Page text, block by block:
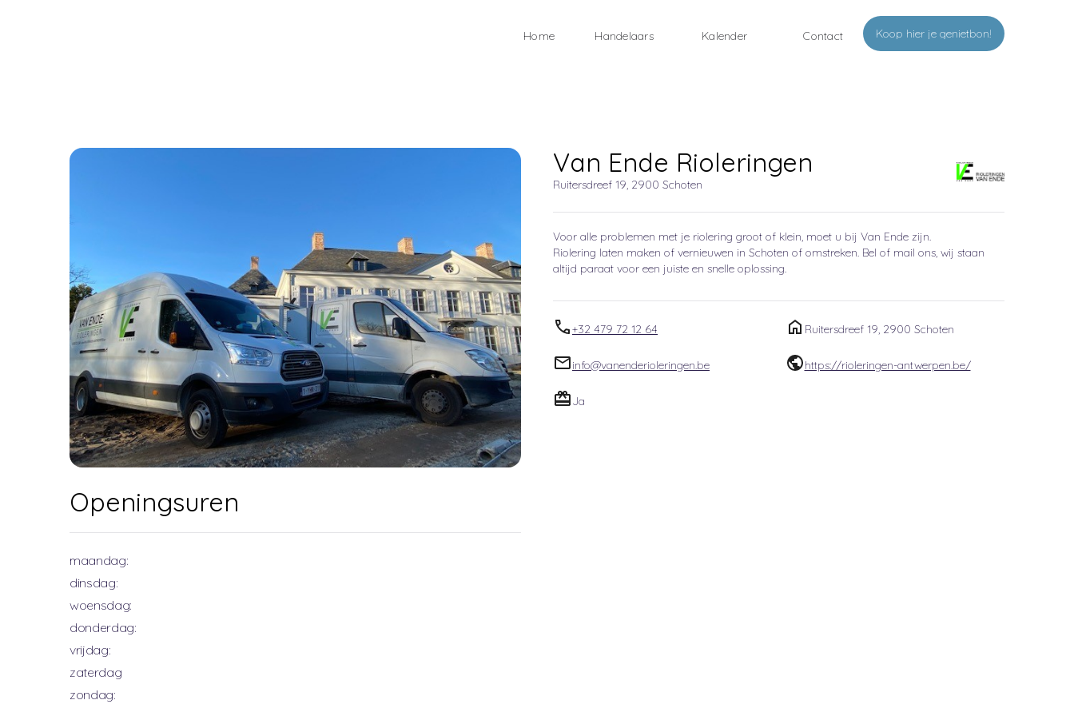
Home Handelaars Kalender Contact Koop hier je genietbon!
Openingsuren
maandag:
dinsdag:
woensdag:
donderdag:
vrijdag:
zaterdag
zondag:
Van Ende Rioleringen
Ruitersdreef 19, 2900 Schoten
Voor alle problemen met je riolering groot of klein, moet u bij Van Ende zijn.
Riolering laten maken of vernieuwen in Schoten of omstreken. Bel of mail ons, wij staan
altijd paraat voor een juiste en snelle oplossing.
+32 479 72 12 64 Ruitersdreef 19, 2900 Schoten
info@vanenderioleringen.be https://rioleringen-antwerpen.be/
Ja